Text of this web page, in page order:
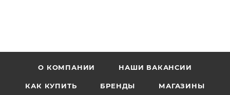
О КОМПАНИИ НАШИ ВАКАНСИИ
КАК КУПИТЬ БРЕНДЫ МАГАЗИНЫ